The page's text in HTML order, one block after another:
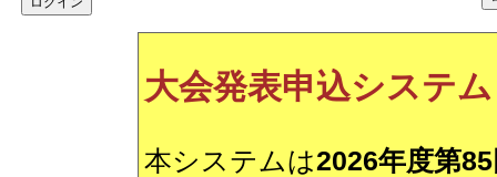
大会発表申込システ
本システムは2026年度第